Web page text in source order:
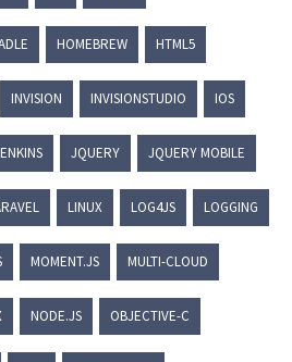
HOMEBREW HTML5
INVISION INVISIONSTUDIO IOS
JQUERY JQUERY MOBILE
LINUX LOG4JS LOGGING
MOMENT.JS MULTI-CLOUD
NODE.JS OBJECTIVE-C